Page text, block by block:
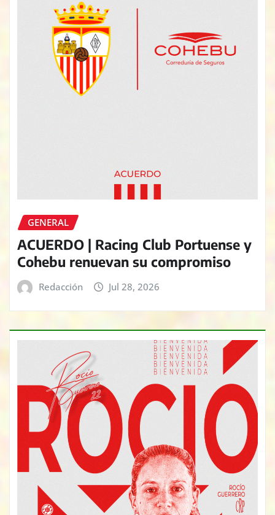
GENERAL
ACUERDO | Racing Club Portuense y
Cohebu renuevan su compromiso
Redacción Jul 28, 2026